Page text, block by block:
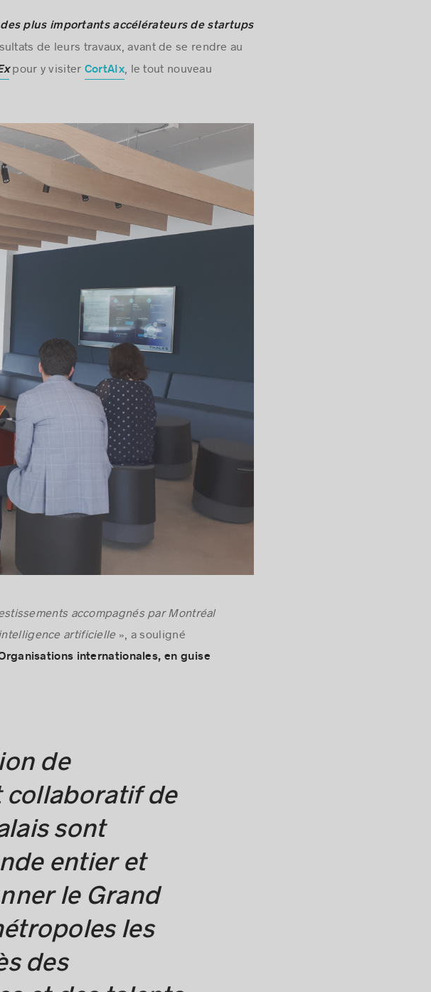
des plus importants accélérateurs de startups
de leurs travaux, avant de se rendre au
pour y visiter CortAIx, le tout nouveau
accompagnés par Montréal
artificielle », a souligné
internationales, en guise
de
collaboratif de
sont
entier et
le Grand
les
des